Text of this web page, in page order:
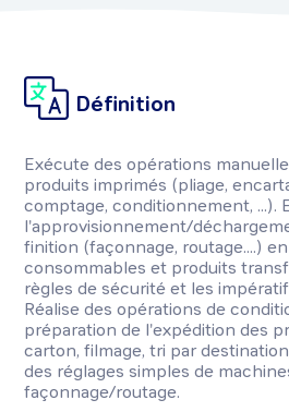
Définition
Exécute des opérations
produits imprimés (pliage,
comptage, conditionnement, ...).
l'approvisionnement/
finition (façonnage, routage....)
consommables et produits
règles de sécurité et les
Réalise des opérations de
préparation de l'expédition des
carton, filmage, tri par
des réglages simples de
façonnage/routage.